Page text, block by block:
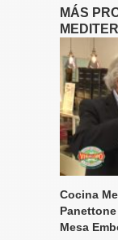
MÁS
Cocina
Panettone
Mesa